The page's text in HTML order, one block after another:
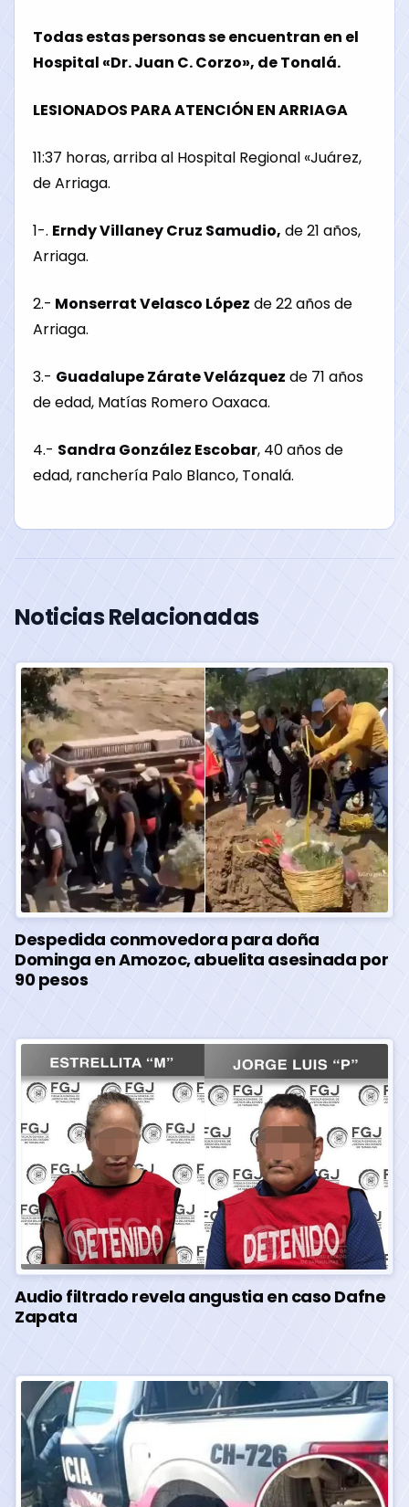
Todas estas personas se encuentran en el
Hospital «Dr. Juan C. Corzo», de Tonalá.
LESIONADOS PARA ATENCIÓN EN ARRIAGA
11:37 horas, arriba al Hospital Regional «Juárez,
de Arriaga.
1-. Erndy Villaney Cruz Samudio, de 21 años,
Arriaga.
2.- Monserrat Velasco López de 22 años de
Arriaga.
3.- Guadalupe Zárate Velázquez de 71 años
de edad, Matías Romero Oaxaca.
4.- Sandra González Escobar, 40 años de
edad, ranchería Palo Blanco, Tonalá.
Noticias Relacionadas
Despedida conmovedora para doña
Dominga en Amozoc, abuelita asesinada por
90 pesos
Audio filtrado revela angustia en caso Dafne
Zapata